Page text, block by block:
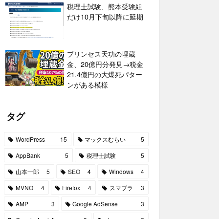
税理士試験、熊本受験組
だけ10月下旬以降に延期
プリンセス天功の埋蔵
金、20億円分発見→税金
21.4億円の大爆死パター
ンがある模様
タグ
WordPress 15 マックスむらい
5
AppBank
5 税理士試験
5
山本一郎
5 SEO 4 Windows
4
MVNO
4 Firefox 4 スマブラ
3
AMP
3 Google AdSense
3